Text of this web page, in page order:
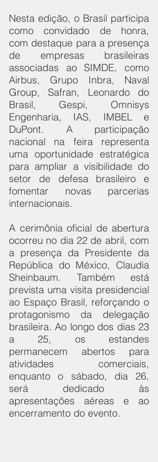
Nesta edição, o Brasil participa
como convidado de honra,
com destaque para a presença
de empresas brasileiras
associadas ao SIMDE, como
Airbus, Grupo Inbra, Naval
Group, Safran, Leonardo do
Brasil, Gespi, Omnisys
Engenharia, IAS, IMBEL e
DuPont. A participação
nacional na feira representa
uma oportunidade estratégica
para ampliar a visibilidade do
setor de defesa brasileiro e
fomentar novas parcerias
internacionais.
A cerimônia oficial de abertura
ocorreu no dia 22 de abril, com
a presença da Presidente da
República do México, Claudia
Sheinbaum. Também está
prevista uma visita presidencial
ao Espaço Brasil, reforçando o
protagonismo da delegação
brasileira. Ao longo dos dias 23
a 25, os estandes
permanecem abertos para
atividades comerciais,
enquanto o sábado, dia 26,
será dedicado às
apresentações aéreas e ao
encerramento do evento.